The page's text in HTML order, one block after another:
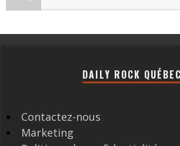
DAILY ROCK QUÉBEC
Contactez-nous
Marketing